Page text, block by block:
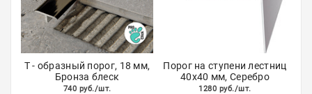
Т - образный порог, 18 мм,
Бронза блеск
740 руб./шт.
Порог на ступени лестниц
40х40 мм, Серебро
1280 руб./шт.